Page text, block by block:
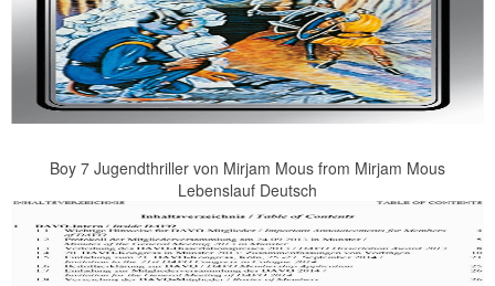
Boy 7 Jugendthriller von Mirjam Mous from Mirjam Mous
Lebenslauf Deutsch